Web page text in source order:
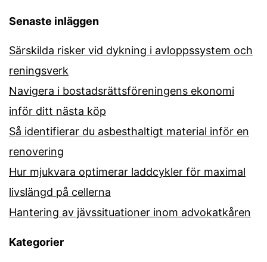
Senaste inläggen
Särskilda risker vid dykning i avloppssystem och
reningsverk
Navigera i bostadsrättsföreningens ekonomi
inför ditt nästa köp
Så identifierar du asbesthaltigt material inför en
renovering
Hur mjukvara optimerar laddcykler för maximal
livslängd på cellerna
Hantering av jävssituationer inom advokatkåren
Kategorier